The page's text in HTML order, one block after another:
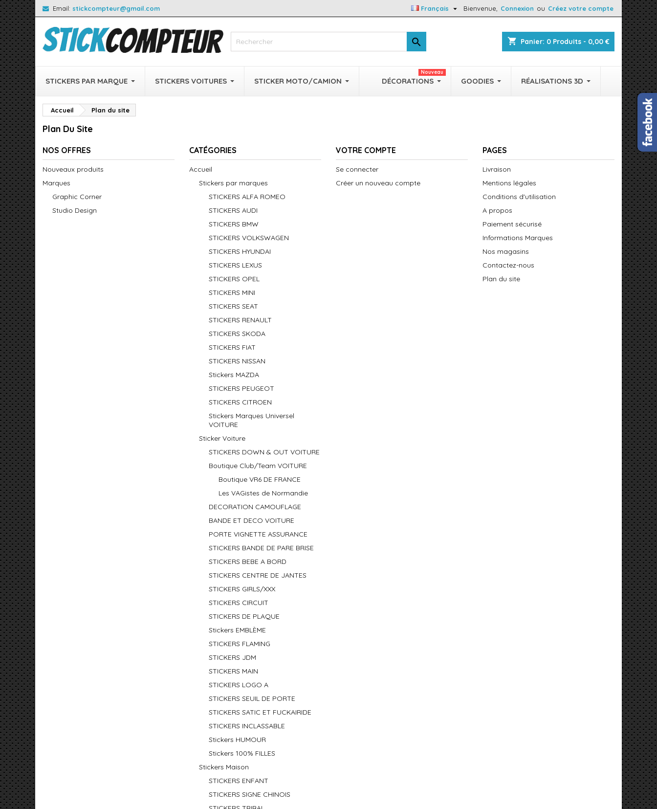
Email: stickcompteur@gmail.com Bienvenue, Connexion ou Créez votre compte
Français 
shopping_cart Panier: 0 Produits - 0,00 €

STICKERS PAR MARQUE STICKERS VOITURES STICKER MOTO/CAMION DÉCORATIONS
Nouveau
GOODIES RÉALISATIONS 3D
Accueil Plan du site
Plan Du Site
NOS OFFRES
Nouveaux produits
Marques
Graphic Corner
Studio Design
CATÉGORIES
Accueil
Stickers par marques
STICKERS ALFA ROMEO
STICKERS AUDI
STICKERS BMW
STICKERS VOLKSWAGEN
STICKERS HYUNDAI
STICKERS LEXUS
STICKERS OPEL
STICKERS MINI
STICKERS SEAT
STICKERS RENAULT
STICKERS SKODA
STICKERS FIAT
STICKERS NISSAN
Stickers MAZDA
STICKERS PEUGEOT
STICKERS CITROEN
Stickers Marques Universel
VOITURE
Sticker Voiture
STICKERS DOWN & OUT VOITURE
Boutique Club/Team VOITURE
Boutique VR6 DE FRANCE
Les VAGistes de Normandie
DECORATION CAMOUFLAGE
BANDE ET DECO VOITURE
PORTE VIGNETTE ASSURANCE
STICKERS BANDE DE PARE BRISE
STICKERS BEBE A BORD
STICKERS CENTRE DE JANTES
STICKERS GIRLS/XXX
STICKERS CIRCUIT
STICKERS DE PLAQUE
Stickers EMBLÈME
STICKERS FLAMING
STICKERS JDM
STICKERS MAIN
STICKERS LOGO A
STICKERS SEUIL DE PORTE
STICKERS SATIC ET FUCKAIRIDE
STICKERS INCLASSABLE
Stickers HUMOUR
Stickers 100% FILLES
Stickers Maison
STICKERS ENFANT
STICKERS SIGNE CHINOIS
VOTRE COMPTE
Se connecter
Créer un nouveau compte
PAGES
Livraison
Mentions légales
Conditions d'utilisation
A propos
Paiement sécurisé
Informations Marques
Nos magasins
Contactez-nous
Plan du site